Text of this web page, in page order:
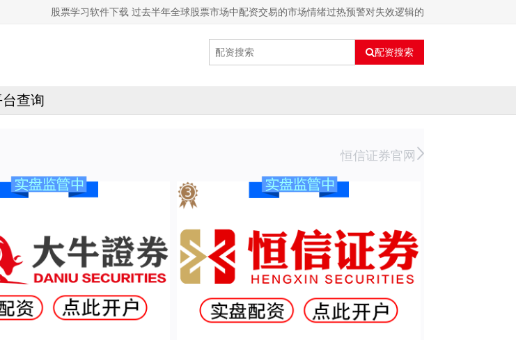
股票学习软件下载 过去半年全球股票市场中配资交易的市场情绪过热预警对失效逻辑的
配资搜索
查询
恒信证券官网